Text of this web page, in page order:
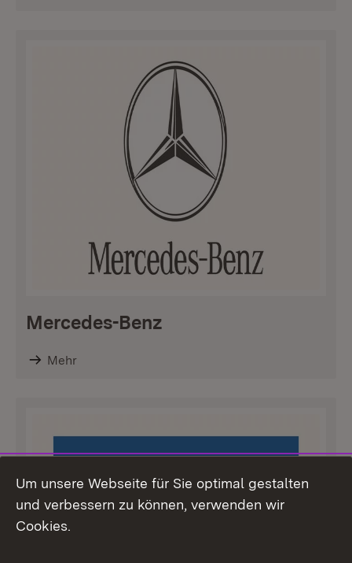
Mercedes-Benz
Mehr
Um unsere Webseite für Sie optimal gestalten
und verbessern zu können, verwenden wir
Cookies.